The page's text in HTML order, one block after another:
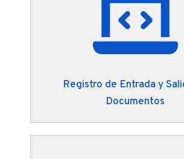
Registro de Entrada y
Documentos